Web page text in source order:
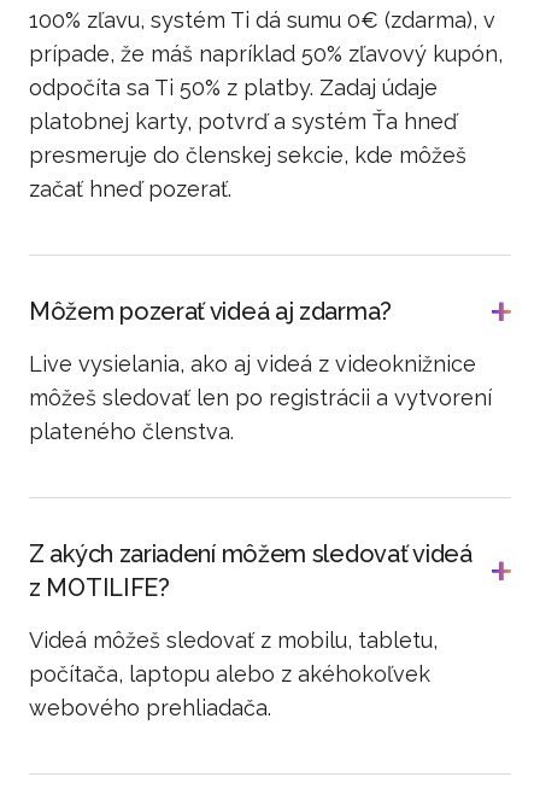
100% zľavu, systém Ti dá sumu 0€ (zdarma), v
prípade, že máš napríklad 50% zľavový kupón,
odpočíta sa Ti 50% z platby. Zadaj údaje
platobnej karty, potvrď a systém Ťa hneď
presmeruje do členskej sekcie, kde môžeš
začať hneď pozerať.
Môžem pozerať videá aj zdarma?
Live vysielania, ako aj videá z videoknižnice
môžeš sledovať len po registrácii a vytvorení
plateného členstva.
Z akých zariadení môžem sledovať videá
z MOTILIFE?
Videá môžeš sledovať z mobilu, tabletu,
počítača, laptopu alebo z akéhokoľvek
webového prehliadača.